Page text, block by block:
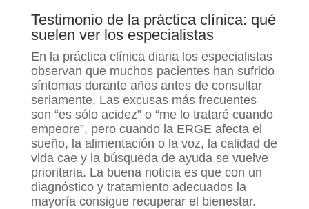
Testimonio de la práctica clínica: qué
suelen ver los especialistas
En la práctica clínica diaria los especialistas
observan que muchos pacientes han sufrido
síntomas durante años antes de consultar
seriamente. Las excusas más frecuentes
son “es sólo acidez” o “me lo trataré cuando
empeore”, pero cuando la ERGE afecta el
sueño, la alimentación o la voz, la calidad de
vida cae y la búsqueda de ayuda se vuelve
prioritaria. La buena noticia es que con un
diagnóstico y tratamiento adecuados la
mayoría consigue recuperar el bienestar.